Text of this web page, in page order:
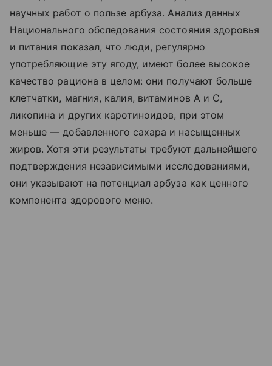
научных работ о пользе арбуза. Анализ данных
Национального обследования состояния здоровья
и питания показал, что люди, регулярно
употребляющие эту ягоду, имеют более высокое
качество рациона в целом: они получают больше
клетчатки, магния, калия, витаминов А и С,
ликопина и других каротиноидов, при этом
меньше — добавленного сахара и насыщенных
жиров. Хотя эти результаты требуют дальнейшего
подтверждения независимыми исследованиями,
они указывают на потенциал арбуза как ценного
компонента здорового меню.